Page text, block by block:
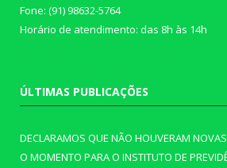
Fone: (91) 98632-5764
Horário de atendimento: das 8h às 14h
ÚLTIMAS PUBLICAÇÕES
DECLARAMOS QUE NÃO HOUVERAM
O MOMENTO PARA O INSTITUTO DE